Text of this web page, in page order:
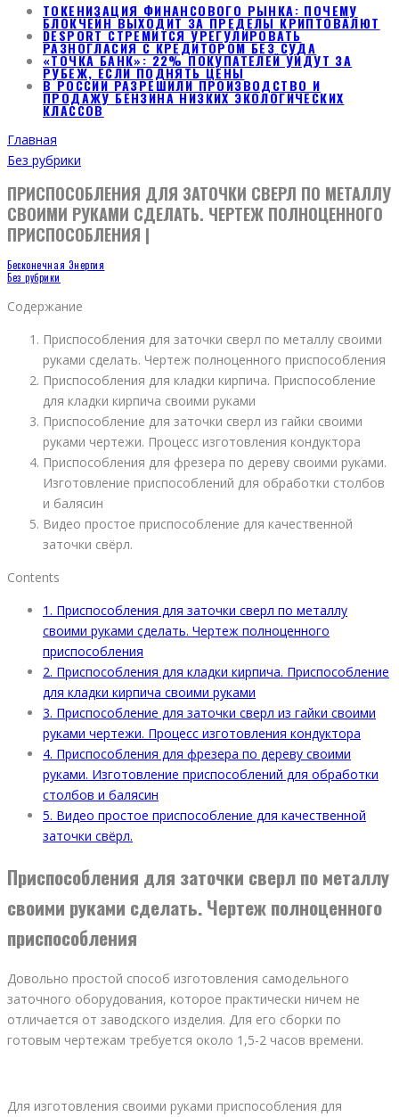
ТОКЕНИЗАЦИЯ ФИНАНСОВОГО РЫНКА: ПОЧЕМУ
БЛОКЧЕЙН ВЫХОДИТ ЗА ПРЕДЕЛЫ КРИПТОВАЛЮТ
DESPORT СТРЕМИТСЯ УРЕГУЛИРОВАТЬ
РАЗНОГЛАСИЯ С КРЕДИТОРОМ БЕЗ СУДА
«ТОЧКА БАНК»: 22% ПОКУПАТЕЛЕЙ УЙДУТ ЗА
РУБЕЖ, ЕСЛИ ПОДНЯТЬ ЦЕНЫ
В РОССИИ РАЗРЕШИЛИ ПРОИЗВОДСТВО И
ПРОДАЖУ БЕНЗИНА НИЗКИХ ЭКОЛОГИЧЕСКИХ
КЛАССОВ
Главная
Без рубрики
ПРИСПОСОБЛЕНИЯ ДЛЯ ЗАТОЧКИ СВЕРЛ ПО МЕТАЛЛУ
СВОИМИ РУКАМИ СДЕЛАТЬ. ЧЕРТЕЖ ПОЛНОЦЕННОГО
ПРИСПОСОБЛЕНИЯ |
Бесконечная Энергия
Без рубрики
Содержание
Приспособления для заточки сверл по металлу своими
руками сделать. Чертеж полноценного приспособления
Приспособления для кладки кирпича. Приспособление
для кладки кирпича своими руками
Приспособление для заточки сверл из гайки своими
руками чертежи. Процесс изготовления кондуктора
Приспособления для фрезера по дереву своими руками.
Изготовление приспособлений для обработки столбов
и балясин
Видео простое приспособление для качественной
заточки свёрл.
Contents
1. Приспособления для заточки сверл по металлу
своими руками сделать. Чертеж полноценного
приспособления
2. Приспособления для кладки кирпича. Приспособление
для кладки кирпича своими руками
3. Приспособление для заточки сверл из гайки своими
руками чертежи. Процесс изготовления кондуктора
4. Приспособления для фрезера по дереву своими
руками. Изготовление приспособлений для обработки
столбов и балясин
5. Видео простое приспособление для качественной
заточки свёрл.
Приспособления для заточки сверл по металлу
своими руками сделать. Чертеж полноценного
приспособления
Довольно простой способ изготовления самодельного
заточного оборудования, которое практически ничем не
отличается от заводского изделия. Для его сборки по
готовым чертежам требуется около 1,5-2 часов времени.
Для изготовления своими руками приспособления для